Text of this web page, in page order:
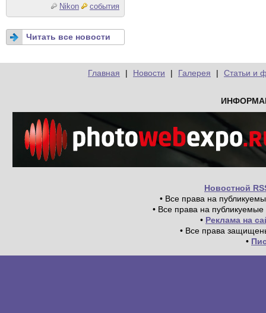
Nikon
события
Читать все новости
Главная | Новости | Галерея | Статьи и
Новостной
• Все права на
• Все права на
• Реклама на
• Все права
•